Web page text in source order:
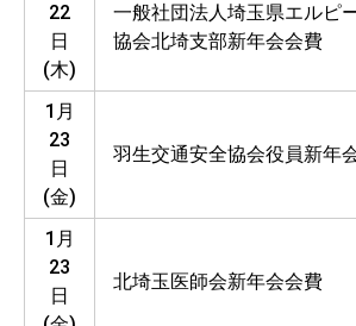
22
日
(木)
一般社団法人埼玉県エルピ
協会北埼支部新年会会費
1月
23
日
(金)
羽生交通安全協会役員新年
1月
23
日
北埼玉医師会新年会会費